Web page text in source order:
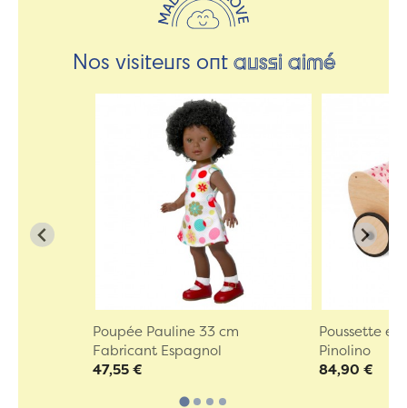
Nos visiteurs ontaussi aimé
Poupée Pauline 33 cm
Fabricant Espagnol
47,55 €
Poussette en
Pinolino
84,90 €